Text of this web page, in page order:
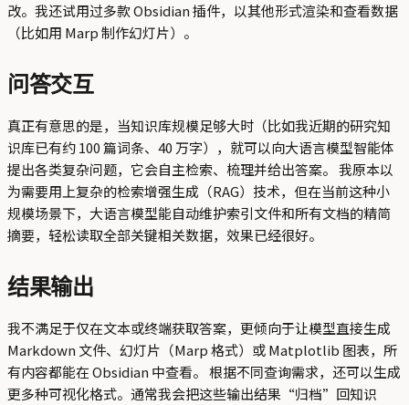
改。我还试用过多款 Obsidian 插件，以其他形式渲染和查看数据
（比如用 Marp 制作幻灯片）。
问答交互
真正有意思的是，当知识库规模足够大时（比如我近期的研究知
识库已有约 100 篇词条、40 万字），就可以向大语言模型智能体
提出各类复杂问题，它会自主检索、梳理并给出答案。 我原本以
为需要用上复杂的检索增强生成（RAG）技术，但在当前这种小
规模场景下，大语言模型能自动维护索引文件和所有文档的精简
摘要，轻松读取全部关键相关数据，效果已经很好。
结果输出
我不满足于仅在文本或终端获取答案，更倾向于让模型直接生成
Markdown 文件、幻灯片（Marp 格式）或 Matplotlib 图表，所
有内容都能在 Obsidian 中查看。 根据不同查询需求，还可以生成
更多种可视化格式。通常我会把这些输出结果“归档”回知识